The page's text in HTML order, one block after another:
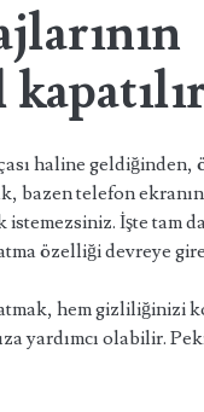
haline
bazen telefon
istemezsiniz. İşte tam
özelliği devreye
hem gizliliğinizi
yardımcı olabilir.